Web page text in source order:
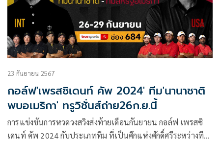
23 กันยายน 2567
กอล์ฟ'เพรสซิเดนท์ คัพ 2024' ทีม'นานาชาติ
พบอเมริกา' ทรูวิชั่นส์ถ่าย26ก.ย.นี้
การแข่งขันการหวดวงสวิงส่งท้ายเดือนกันยายน กอล์ฟ เพรสซิ
เดนท์ คัพ 2024 กับประเภททีม ที่เป็นศึกแห่งศักดิ์ศรีระหว่างทีม